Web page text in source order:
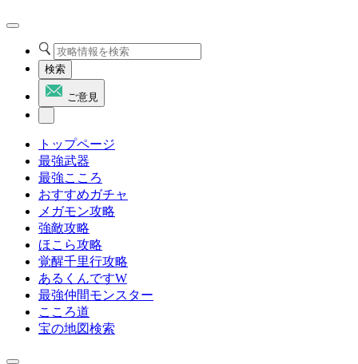
検索
ご意見
トップページ
最強武器
最強こころ
おすすめガチャ
メガモン攻略
強敵攻略
ほこら攻略
覚醒千里行攻略
あるくんですW
最強仲間モンスター
こころ道
宝の地図検索